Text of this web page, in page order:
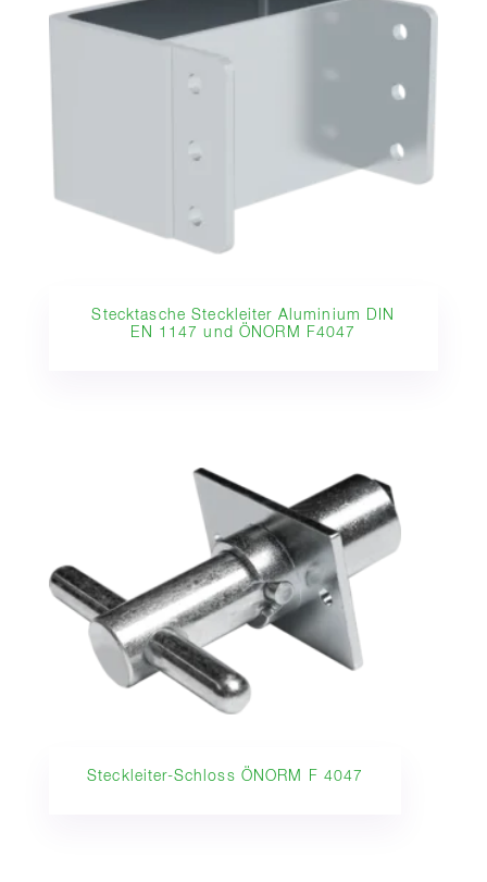
Stecktasche Steckleiter Aluminium DIN
EN 1147 und ÖNORM F4047
Steckleiter-Schloss ÖNORM F 4047